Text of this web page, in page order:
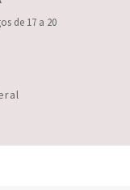
de 17 a 20